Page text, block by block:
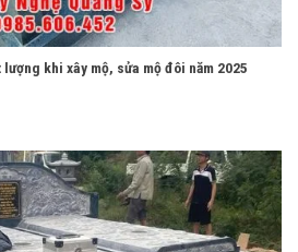
khi xây mộ, sửa mộ đôi năm 2025